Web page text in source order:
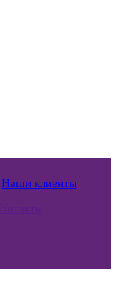
Наши клиенты